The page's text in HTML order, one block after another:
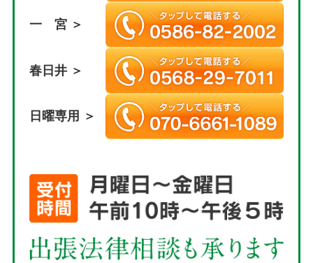
一 宮 ＞
春日井 ＞
日曜専用 ＞